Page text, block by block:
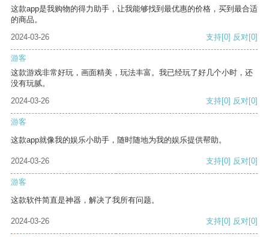
这款app是我购物的得力助手，让我能够找到最优惠的价格，买到最合适
的商品。
2024-03-26
支持[0] 反对[0]
游客
这款游戏非常好玩，画面精美，玩法丰富。我已经玩了好几个小时，还
没有玩腻。
2024-03-26
支持[0] 反对[0]
游客
这款app就像我的娱乐小助手，随时随地为我的娱乐提供帮助。
2024-03-26 支持[0] 反对[0]
游客
这款软件简直是神器，解决了我所有问题。
2024-03-26 支持[0] 反对[0]